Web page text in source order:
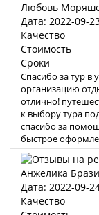
Любовь
Дата: 2022-09-
Качество
Стоимость
Сроки
Спасибо за тур в
организацию
отлично!
к выбору тура
спасибо за
быстрое
Анжелика
Дата: 2022-09-
Качество